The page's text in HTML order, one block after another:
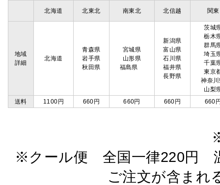
北海道 北東北 南東北 北信越 関東
地域
詳細
北海道
青森県
岩手県
秋田県
宮城県
山形県
福島県
新潟県
富山県
石川県
福井県
長野県
茨城
栃木
群馬
埼玉
千葉
東京
神奈
山梨
送料
1100円 660円 660円 660円 660
※クール便 全国一律220円
ご注文が含ま